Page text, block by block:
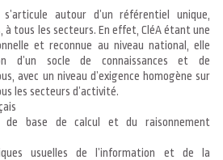
s’articule autour d’un référentiel unique,
à tous les secteurs. En effet, CléA étant une
et reconnue au niveau national, elle
d’un socle de connaissances et de
avec un niveau d’exigence homogène sur
les secteurs d’activité.
de base de calcul et du raisonnement
usuelles de l’information et de la